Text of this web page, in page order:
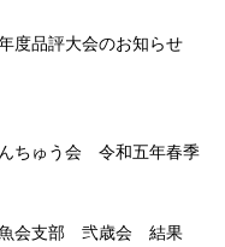
品評大会のお知らせ
ちゅう会 令和五年春季
会支部 弐歳会 結果